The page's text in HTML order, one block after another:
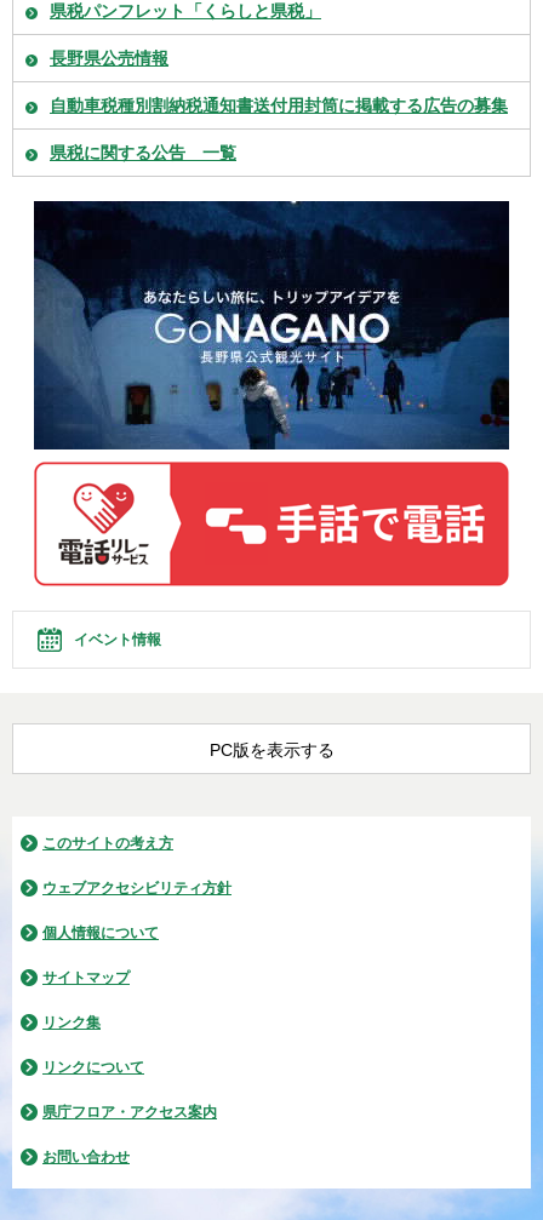
県税パンフレット「くらしと県税」
長野県公売情報
自動車税種別割納税通知書送付用封筒に掲載する広告の募集
県税に関する公告 一覧
イベント情報
PC版を表示する
このサイトの考え方
ウェブアクセシビリティ方針
個人情報について
サイトマップ
リンク集
リンクについて
県庁フロア・アクセス案内
お問い合わせ